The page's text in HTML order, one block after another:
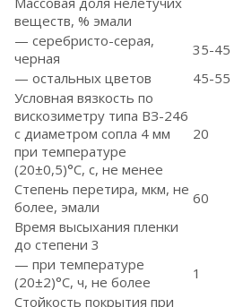
веществ, % эмали
— серебристо-серая,
черная
35-45
— остальных цветов
45-55
Условная вязкость по
вискозиметру типа ВЗ-246
с диаметром сопла 4 мм
при температуре
(20±0,5)°С, с, не менее
20
Степень перетира, мкм, не
более, эмали
60
Время высыхания пленки
до степени 3
— при температуре
(20±2)°С, ч, не более
1
Стойкость покрытия при